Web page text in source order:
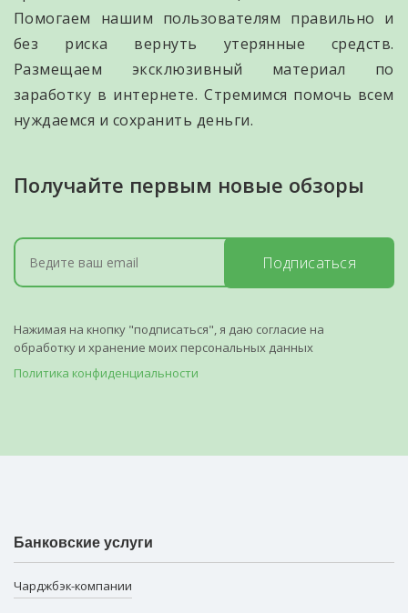
Помогаем нашим пользователям правильно и
без риска вернуть утерянные средств.
Размещаем эксклюзивный материал по
заработку в интернете. Стремимся помочь всем
нуждаемся и сохранить деньги.
Получайте первым новые обзоры
Подписаться
Нажимая на кнопку "подписаться", я даю согласие на
обработку и хранение моих персональных данных
Политика конфиденциальности
Банковские услуги
Чарджбэк-компании